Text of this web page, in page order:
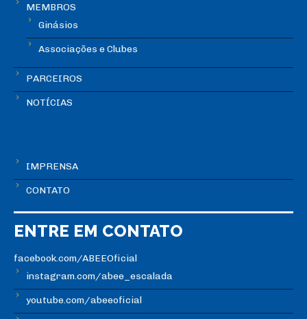
MEMBROS
Ginásios
Associações e Clubes
PARCEIROS
NOTÍCIAS
IMPRENSA
CONTATO
ENTRE EM CONTATO
facebook.com/ABEEOficial
instagram.com/abee_escalada
youtube.com/abeeoficial